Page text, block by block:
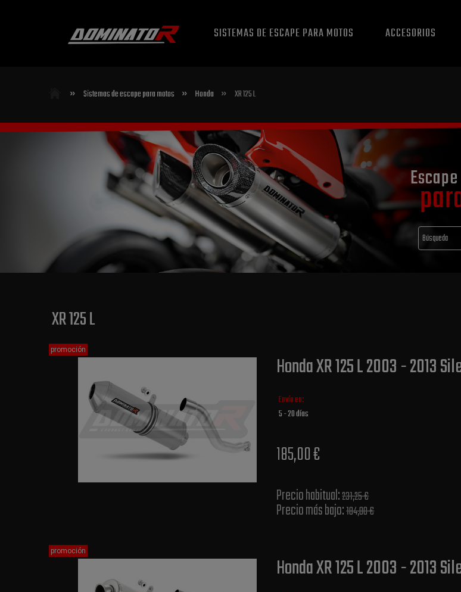
SISTEMAS DE ESCAPE PARA MOTOS ACCESORIOS
» Sistemas de escape para motos » Honda » XR 125 L
XR 125 L
Honda XR 125 L 2003 - 2013
Envío en:
5 - 20 días
185,00 €
Precio habitual​:231,25 €
Precio más bajo​:184,00 €
promoción
Honda XR 125 L 2003 - 2013
promoción